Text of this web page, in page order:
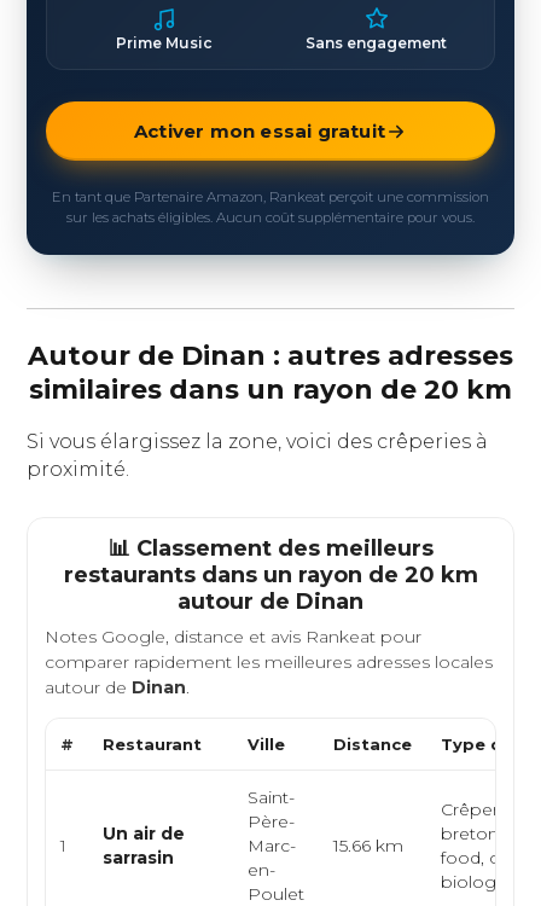
Prime Music Sans engagement
Activer mon essai gratuit
En tant que Partenaire Amazon, Rankeat perçoit une commission
sur les achats éligibles. Aucun coût supplémentaire pour vous.
Autour de Dinan : autres adresses
similaires dans un rayon de 20 km
Si vous élargissez la zone, voici des crêperies à
proximité.
📊 Classement des meilleurs
restaurants dans un rayon de 20 km
autour de Dinan
Notes Google, distance et avis Rankeat pour
comparer rapidement les meilleures adresses locales
autour de Dinan.
# Restaurant Ville Distance Type de
1
Un air de
sarrasin
Saint-
Père-
Marc-
en-
Poulet
15.66 km
Crêperie,
bretonne,
food,
biolog...